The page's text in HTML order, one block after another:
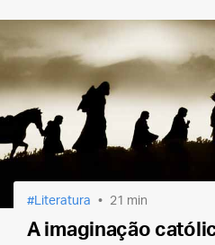
Literatura 21 min
A imaginação